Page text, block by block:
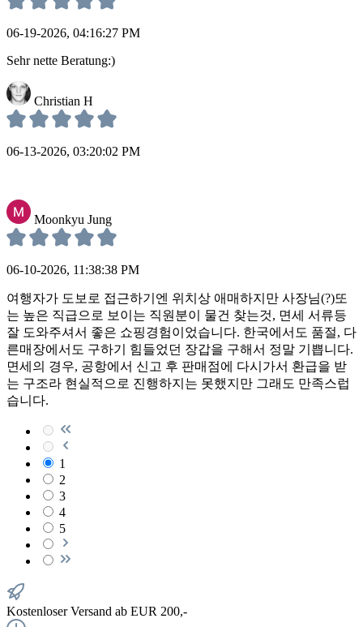
06-19-2026, 04:16:27 PM
Sehr nette Beratung:)
Christian H
06-13-2026, 03:20:02 PM
Moonkyu Jung
06-10-2026, 11:38:38 PM
여행자가 도보로 접근하기엔 위치상 애매하지만 사장님(?)또
는 높은 직급으로 보이는 직원분이 물건 찾는것, 면세 서류등
잘 도와주셔서 좋은 쇼핑경험이었습니다. 한국에서도 품절, 다
른매장에서도 구하기 힘들었던 장갑을 구해서 정말 기쁩니다.
면세의 경우, 공항에서 신고 후 판매점에 다시가서 환급을 받
는 구조라 현실적으로 진행하지는 못했지만 그래도 만족스럽
습니다.
1
2
3
4
5
Kostenloser Versand ab EUR 200,-